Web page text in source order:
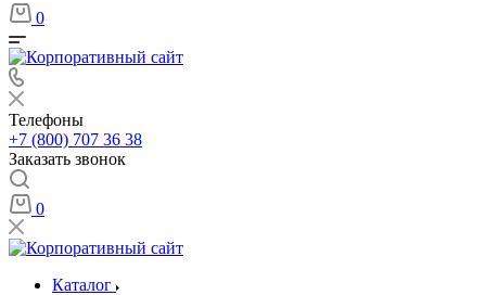
0
Телефоны
+7 (800) 707 36 38
Заказать звонок
0
Каталог